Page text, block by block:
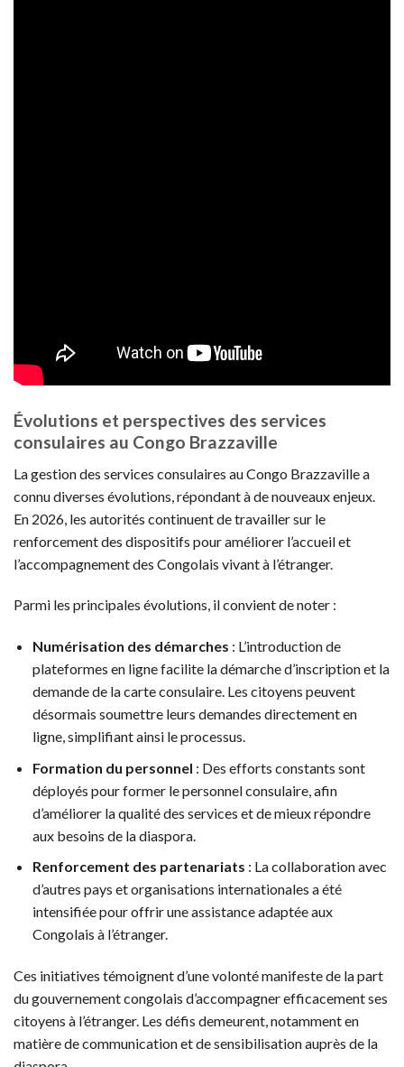
Évolutions et perspectives des services
consulaires au Congo Brazzaville
La gestion des services consulaires au Congo Brazzaville a
connu diverses évolutions, répondant à de nouveaux enjeux.
En 2026, les autorités continuent de travailler sur le
renforcement des dispositifs pour améliorer l’accueil et
l’accompagnement des Congolais vivant à l’étranger.
Parmi les principales évolutions, il convient de noter :
Numérisation des démarches : L’introduction de
plateformes en ligne facilite la démarche d’inscription et la
demande de la carte consulaire. Les citoyens peuvent
désormais soumettre leurs demandes directement en
ligne, simplifiant ainsi le processus.
Formation du personnel : Des efforts constants sont
déployés pour former le personnel consulaire, afin
d’améliorer la qualité des services et de mieux répondre
aux besoins de la diaspora.
Renforcement des partenariats : La collaboration avec
d’autres pays et organisations internationales a été
intensifiée pour offrir une assistance adaptée aux
Congolais à l’étranger.
Ces initiatives témoignent d’une volonté manifeste de la part
du gouvernement congolais d’accompagner efficacement ses
citoyens à l’étranger. Les défis demeurent, notamment en
matière de communication et de sensibilisation auprès de la